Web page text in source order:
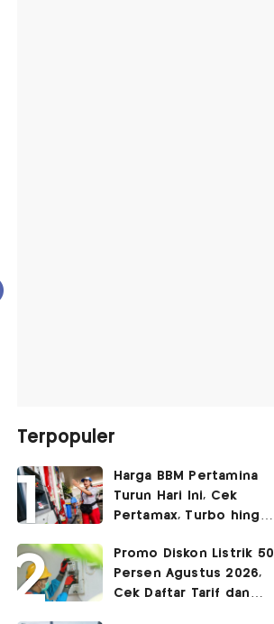
Terpopuler
Harga BBM Pertamina
Turun Hari Ini, Cek
Pertamax, Turbo hingga
2026
Promo Diskon Listrik 50
Persen Agustus 2026,
Cek Daftar Tarif dan